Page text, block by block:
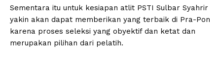
Sementara itu untuk kesiapan atlit PSTI Sulbar Syahrir
yakin akan dapat memberikan yang terbaik di Pra-Pon
karena proses seleksi yang obyektif dan ketat dan
merupakan pilihan dari pelatih.